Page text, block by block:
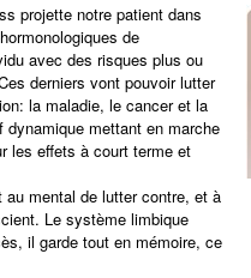
projette notre patient dans
de
avec des risques plus ou
derniers vont pouvoir lutter
la maladie, le cancer et la
mettant en marche
les effets à court terme et
mental de lutter contre, et à
Le système limbique
il garde tout en mémoire, ce